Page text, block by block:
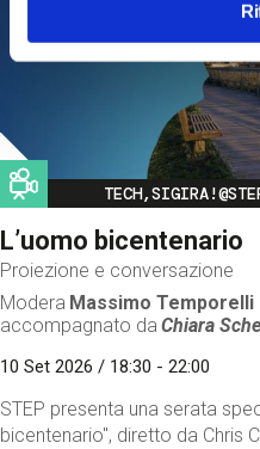
Image
L’uomo bicentenario
Proiezione e conversazione
Modera Massimo Temporelli
accompagnato da Chiara
10 Set 2026 / 18:30 - 22:00
STEP presenta una serata
bicentenario", diretto da Chris